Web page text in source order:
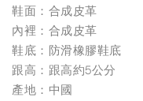
鞋面：合成皮革
內裡：合成皮革
鞋底：防滑橡膠鞋底
跟高：跟高約5公分
產地：中國